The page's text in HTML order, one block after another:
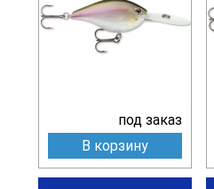
под заказ
В корзину